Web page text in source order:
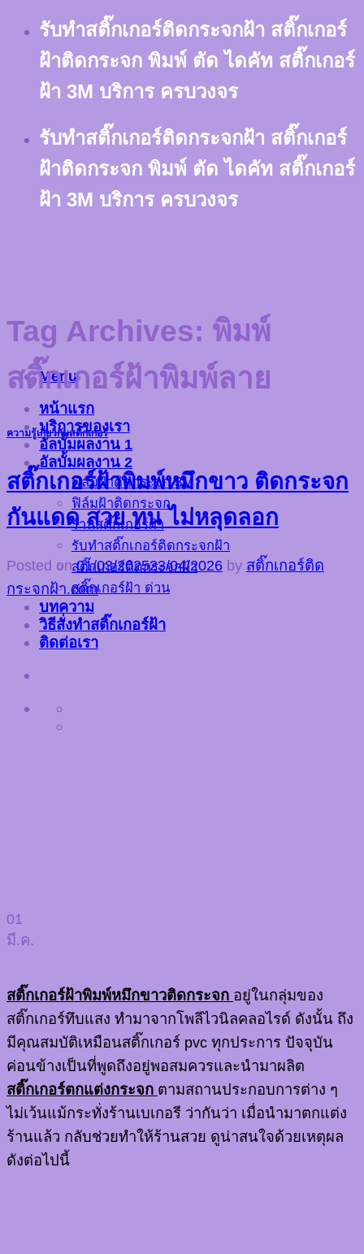
content
รับทำสติ๊กเกอร์ติดกระจกฝ้า สติ๊กเกอร์
ฝ้าติดกระจก พิมพ์ ตัด ไดคัท สติ๊กเกอร์
ฝ้า 3M บริการ ครบวงจร
รับทำสติ๊กเกอร์ติดกระจกฝ้า สติ๊กเกอร์
ฝ้าติดกระจก พิมพ์ ตัด ไดคัท สติ๊กเกอร์
ฝ้า 3M บริการ ครบวงจร
Menu
หน้าแรก
บริการของเรา
อัลบั้มผลงาน 1
อัลบั้มผลงาน 2
ฟิล์มฝ้าติดกระจก 3M
ฟิล์มฝ้าติดกระจก
ร้านสติ๊กเกอร์ฝ้า
รับทำสติ๊กเกอร์ติดกระจกฝ้า
สติ๊กเกอร์ติดกระจกฝ้า
สติ๊กเกอร์ฝ้า ด่วน
บทความ
วิธีสั่งทำสติ๊กเกอร์ฝ้า
ติดต่อเรา
Tag Archives: พิมพ์
สติ๊กเกอร์ฝ้าพิมพ์ลาย
ความรู้เกี่ยวกับสติ๊กเกอร์
สติ๊กเกอร์ฝ้าพิมพ์หมึกขาว ติดกระจก
กันแดด สวย ทน ไม่หลุดลอก
Posted on01/03/202523/04/2026 by สติ๊กเกอร์ติด
กระจกฝ้า.com
01
มี.ค.
สติ๊กเกอร์ฝ้าพิมพ์หมึกขาวติดกระจก อยู่ในกลุ่มของ
สติ๊กเกอร์ทึบแสง ทำมาจากโพลีไวนิลคลอไรด์ ดังนั้น ถึง
มีคุณสมบัติเหมือนสติ๊กเกอร์ pvc ทุกประการ ปัจจุบัน
ค่อนข้างเป็นที่พูดถึงอยู่พอสมควรและนำมาผลิต
สติ๊กเกอร์ตกแต่งกระจก ตามสถานประกอบการต่าง ๆ
ไม่เว้นแม้กระทั่งร้านเบเกอรี ว่ากันว่า เมื่อนำมาตกแต่ง
ร้านแล้ว กลับช่วยทำให้ร้านสวย ดูน่าสนใจด้วยเหตุผล
ดังต่อไปนี้